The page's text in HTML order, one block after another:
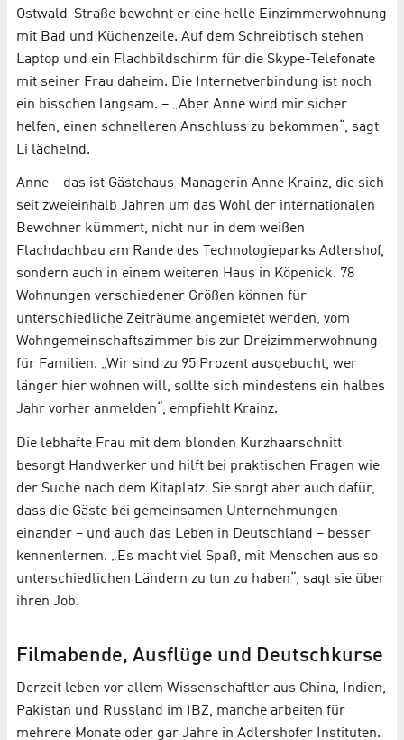
Ostwald-Straße bewohnt er eine helle Einzimmerwohnung
mit Bad und Küchenzeile. Auf dem Schreibtisch stehen
Laptop und ein Flachbildschirm für die Skype-Telefonate
mit seiner Frau daheim. Die Internetverbindung ist noch
ein bisschen langsam. – „Aber Anne wird mir sicher
helfen, einen schnelleren Anschluss zu bekommen“, sagt
Li lächelnd.
Anne – das ist Gästehaus-Managerin Anne Krainz, die sich
seit zweieinhalb Jahren um das Wohl der internationalen
Bewohner kümmert, nicht nur in dem weißen
Flachdachbau am Rande des Technologieparks Adlershof,
sondern auch in einem weiteren Haus in Köpenick. 78
Wohnungen verschiedener Größen können für
unterschiedliche Zeiträume angemietet werden, vom
Wohngemeinschaftszimmer bis zur Dreizimmerwohnung
für Familien. „Wir sind zu 95 Prozent ausgebucht, wer
länger hier wohnen will, sollte sich mindestens ein halbes
Jahr vorher anmelden“, empfiehlt Krainz.
Die lebhafte Frau mit dem blonden Kurzhaarschnitt
besorgt Handwerker und hilft bei praktischen Fragen wie
der Suche nach dem Kitaplatz. Sie sorgt aber auch dafür,
dass die Gäste bei gemeinsamen Unternehmungen
einander – und auch das Leben in Deutschland – besser
kennenlernen. „Es macht viel Spaß, mit Menschen aus so
unterschiedlichen Ländern zu tun zu haben“, sagt sie über
ihren Job.
Filmabende, Ausflüge und Deutschkurse
Derzeit leben vor allem Wissenschaftler aus China, Indien,
Pakistan und Russland im IBZ, manche arbeiten für
mehrere Monate oder gar Jahre in Adlershofer Instituten.